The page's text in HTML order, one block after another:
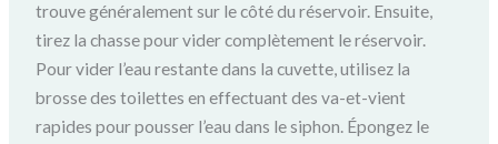
trouve généralement sur le côté du réservoir. Ensuite,
tirez la chasse pour vider complètement le réservoir.
Pour vider l’eau restante dans la cuvette, utilisez la
brosse des toilettes en effectuant des va-et-vient
rapides pour pousser l’eau dans le siphon. Épongez le